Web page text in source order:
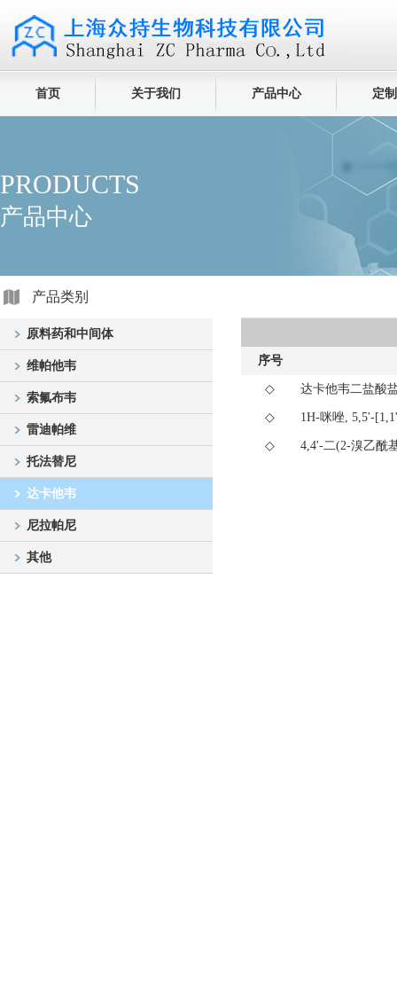
首页 关于我们 产品中心 定
PRODUCTS
产品中心
产品类别
原料药和中间体
维帕他韦
索氟布韦
雷迪帕维
托法替尼
达卡他韦
尼拉帕尼
其他
序号
◇ 达卡他韦二盐酸
◇ 1H-咪唑, 5,5'-
◇ 4,4'-二(2-溴乙酰